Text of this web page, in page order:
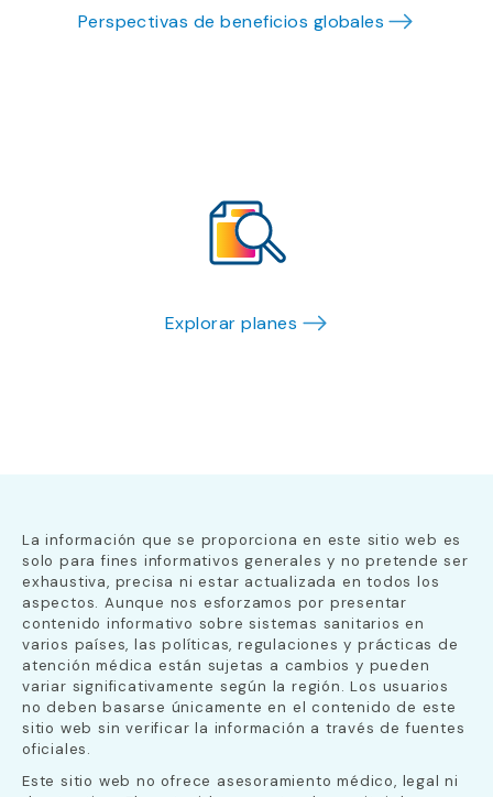
Perspectivas de beneficios globales
Explorar planes
La información que se proporciona en este sitio web es
solo para fines informativos generales y no pretende ser
exhaustiva, precisa ni estar actualizada en todos los
aspectos. Aunque nos esforzamos por presentar
contenido informativo sobre sistemas sanitarios en
varios países, las políticas, regulaciones y prácticas de
atención médica están sujetas a cambios y pueden
variar significativamente según la región. Los usuarios
no deben basarse únicamente en el contenido de este
sitio web sin verificar la información a través de fuentes
oficiales.
Este sitio web no ofrece asesoramiento médico, legal ni